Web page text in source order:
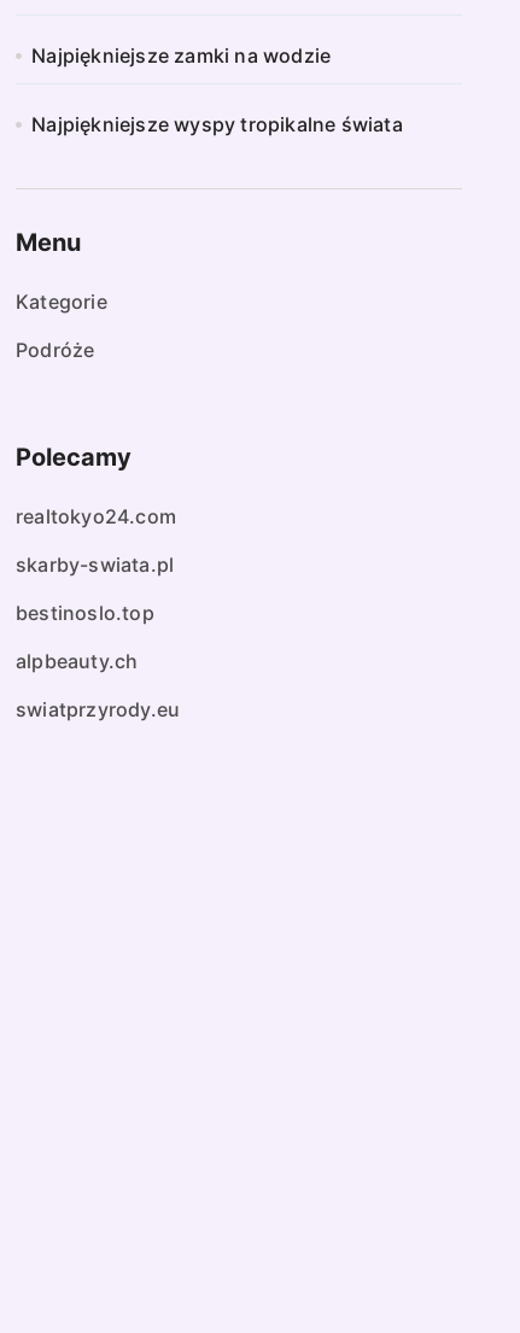
Najpiękniejsze zamki na wodzie
Najpiękniejsze wyspy tropikalne świata
Menu
Kategorie
Podróże
Polecamy
realtokyo24.com
skarby-swiata.pl
bestinoslo.top
alpbeauty.ch
swiatprzyrody.eu